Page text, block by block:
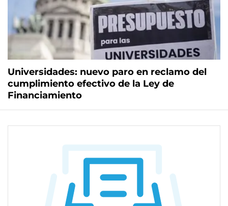
Universidades: nuevo paro en reclamo del
cumplimiento efectivo de la Ley de
Financiamiento